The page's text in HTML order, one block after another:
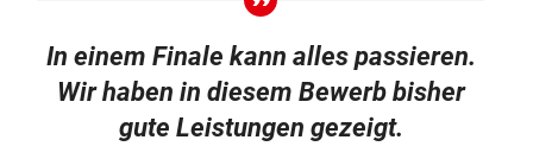
In einem Finale kann alles passieren.
Wir haben in diesem Bewerb bisher
gute Leistungen gezeigt.